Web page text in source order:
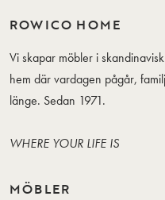
ROWICO HOME
Vi skapar möbler i
hem där vardagen pågår,
länge. Sedan 1971.
WHERE YOUR LIFE IS
MÖBLER